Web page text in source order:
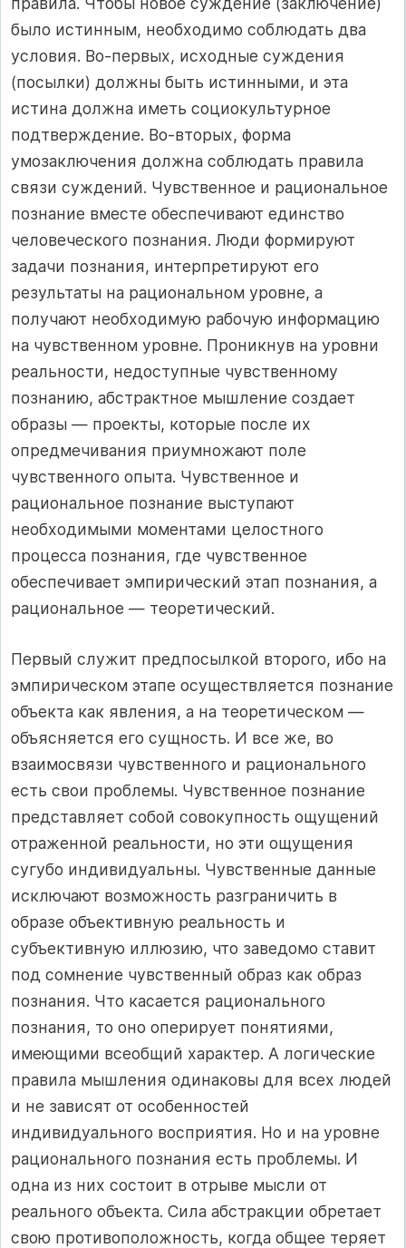
было истинным, необходимо соблюдать два
условия. Во-первых, исходные суждения
(посылки) должны быть истинными, и эта
истина должна иметь социокультурное
подтверждение. Во-вторых, форма
умозаключения должна соблюдать правила
связи суждений. Чувственное и рациональное
познание вместе обеспечивают единство
человеческого познания. Люди формируют
задачи познания, интерпретируют его
результаты на рациональном уровне, а
получают необходимую рабочую информацию
на чувственном уровне. Проникнув на уровни
реальности, недоступные чувственному
познанию, абстрактное мышление создает
образы — проекты, которые после их
опредмечивания приумножают поле
чувственного опыта. Чувственное и
рациональное познание выступают
необходимыми моментами целостного
процесса познания, где чувственное
обеспечивает эмпирический этап познания, а
рациональное — теоретический.
Первый служит предпосылкой второго, ибо на
эмпирическом этапе осуществляется познание
объекта как явления, а на теоретическом —
объясняется его сущность. И все же, во
взаимосвязи чувственного и рационального
есть свои проблемы. Чувственное познание
представляет собой совокупность ощущений
отраженной реальности, но эти ощущения
сугубо индивидуальны. Чувственные данные
исключают возможность разграничить в
образе объективную реальность и
субъективную иллюзию, что заведомо ставит
под сомнение чувственный образ как образ
познания. Что касается рационального
познания, то оно оперирует понятиями,
имеющими всеобщий характер. А логические
правила мышления одинаковы для всех людей
и не зависят от особенностей
индивидуального восприятия. Но и на уровне
рационального познания есть проблемы. И
одна из них состоит в отрыве мысли от
реального объекта. Сила абстракции обретает
свою противоположность, когда общее теряет